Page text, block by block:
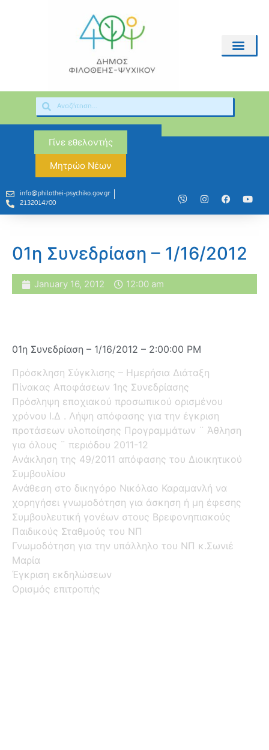
Γίνε εθελοντής
Μητρώο Νέων
info@philothei-psychiko.gov.gr
2132014700
01η Συνεδρίαση – 1/16/2012
January 16, 2012 12:00 am
01η Συνεδρίαση – 1/16/2012 – 2:00:00 PM
Πρόσκληση Σύγκλισης – Ημερήσια Διάταξη
Πίνακας Αποφάσεων 1ης Συνεδρίασης
Πρόσληψη εποχιακού προσωπικού ορισμένου
χρόνου Ι.Δ . Λήψη απόφασης για την έγκριση
προτάσεων υλοποίησης Προγραμμάτων ¨ Άθληση
για όλους ¨ περιόδου 2011-12
Ανάκληση της 49/2011 απόφασης του Διοικητικού
Συμβουλίου
Ανάθεση στο δικηγόρο Νικόλαο Καραμανλή να
χορηγήσει γνωμοδότηση για άσκηση ή μη έφεσης
Συμβουλευτική γονέων στους Βρεφονηπιακούς
Παιδικούς Σταθμούς του ΝΠ
Γνωμοδότηση για την υπάλληλο του ΝΠ κ.Σωνιέ
Μαρία
Έγκριση εκδηλώσεων
Ορισμός επιτροπής